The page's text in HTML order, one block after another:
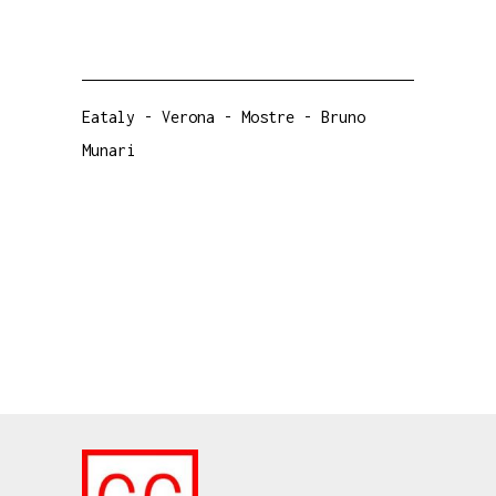
Eataly - Verona - Mostre - Bruno
Munari